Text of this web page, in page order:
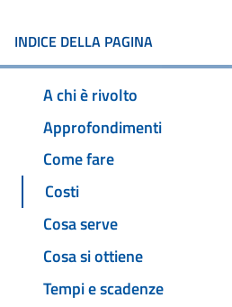
INDICE DELLA PAGINA
A chi è rivolto
Approfondimenti
Come fare
Costi
Cosa serve
Cosa si ottiene
Tempi e scadenze